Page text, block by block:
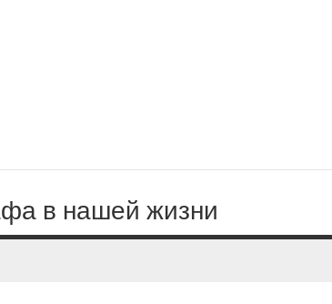
в нашей жизни